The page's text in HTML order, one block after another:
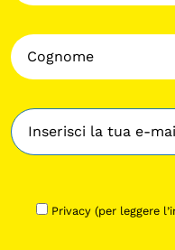
Privacy (per leggere